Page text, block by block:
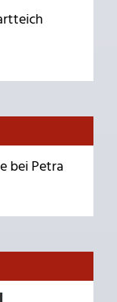
bei Petra